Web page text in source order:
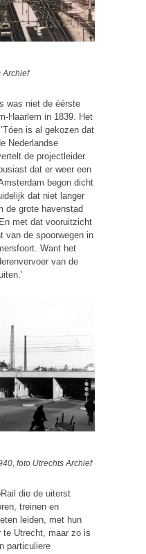
Archief
was niet de éérste
Haarlem in 1839. Het
is al gekozen dat
Nederlandse
de projectleider
dat er weer een
begon dicht
dat niet langer
de grote havenstad
met dat vooruitzicht
van de spoorwegen in
Want het
van de
foto Utrechts Archief
die de uiterst
treinen en
leiden, met hun
te Utrecht, maar zo is
particuliere